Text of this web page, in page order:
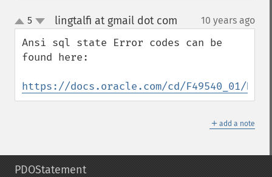
up
down
5 lingtalfi at gmail dot com 10 years ago
Ansi sql state Error codes can be
found here:
https://docs.oracle.com/cd/F49540_01/
＋ add a note
PDOStatement